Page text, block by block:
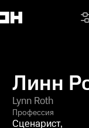
Линн
Lynn Roth
Профессия
Сценарист,